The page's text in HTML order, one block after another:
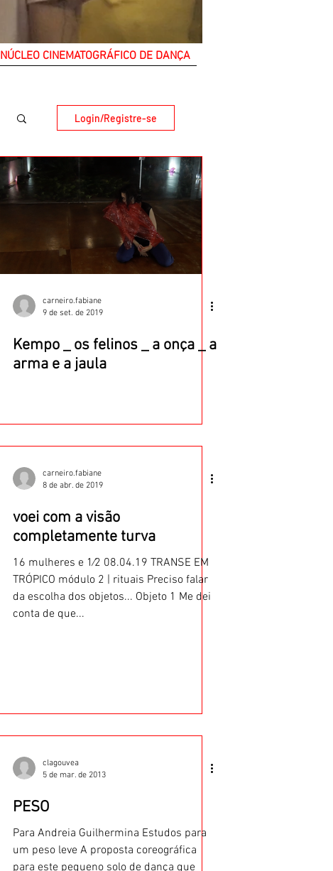
NÚCLEO CINEMATOGRÁFICO DE DANÇA
Login/Registre-se
carneiro.fabiane
9 de set. de 2019
Kempo _ os felinos _ a onça _ a
arma e a jaula
carneiro.fabiane
8 de abr. de 2019
voei com a visão
completamente turva
16 mulheres e 1⁄2 08.04.19 TRANSE EM
TRÓPICO módulo 2 | rituais Preciso falar
da escolha dos objetos... Objeto 1 Me dei
conta de que...
clagouvea
5 de mar. de 2013
PESO
Para Andreia Guilhermina Estudos para
um peso leve A proposta coreográfica
para este pequeno solo de dança que